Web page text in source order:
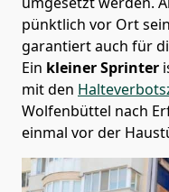
pünktlich vor Ort
garantiert auch für
Ein kleiner Sprinter
mit den
Wolfenbüttel nach
einmal vor der